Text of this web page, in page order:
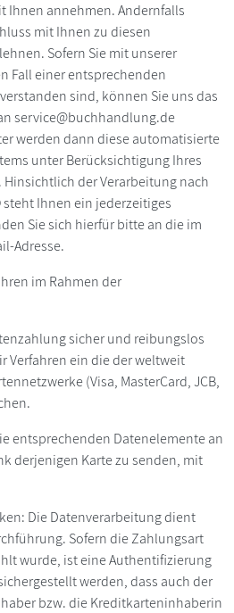
Ihnen annehmen. Andernfalls
mit Ihnen zu diesen
Sofern Sie mit unserer
Fall einer entsprechenden
sind, können Sie uns das
service@buchhandlung.de
werden dann diese automatisierte
unter Berücksichtigung Ihres
der Verarbeitung nach
steht Ihnen ein jederzeitiges
Sie sich hierfür bitte an die im
Adresse.
im Rahmen der
sicher und reibungslos
Verfahren ein die der weltweit
(Visa, MasterCard, JCB,
entsprechenden Datenelemente an
derjenigen Karte zu senden, mit
Die Datenverarbeitung dient
Sofern die Zahlungsart
wurde, ist eine Authentifizierung
werden, dass auch der
bzw. die Kreditkarteninhaberin